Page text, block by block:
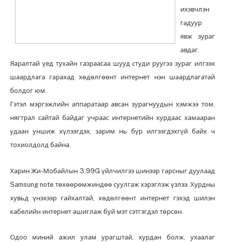
ихэвчлэн
гадуур
явж зураг
авдаг.
Яаралтай үед тухайн газраасаа шууд студи руугээ зураг илгээх
шаардлага гарахад хөдөлгөөнт интернет нэн шаардлагатай
болдог юм.
Гэтэл мэргэжлийн аппаратаар авсан зурагнуудын хэмжээ том,
нягтрал сайтай байдаг учраас интернетийн хурдаас хамааран
удаан уншиж хүлээгдэх, зарим нь бүр илгээгдэхгүй байх ч
тохиолдолд байна.
Харин Жи-Мобайлын 3,99G үйлчилгээ шинээр гарсныг дуулаад
Sаmsung note төхөөрөмжиндөө суулгаж хэрэглэж үзлээ. Хурдны
хувьд үнэхээр гайхалтай, хөдөлгөөнт интернет гэхэд шилэн
кабелийн интернет ашиглаж буй мэт сэтгэгдэл төрсөн.
Одоо миний ажил улам урагштай, хурдан болж, ухаалаг